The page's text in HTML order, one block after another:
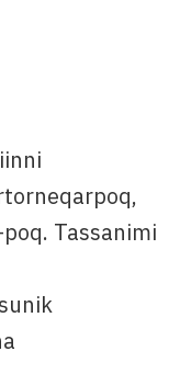
Tassanimi